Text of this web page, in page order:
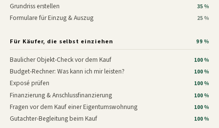
Grundriss erstellen 35 %
Formulare für Einzug & Auszug 25 %
Für Käufer, die selbst einziehen 99 %
Baulicher Objekt-Check vor dem Kauf 100 %
Budget-Rechner: Was kann ich mir leisten? 100 %
Exposé prüfen 100 %
Finanzierung & Anschlussfinanzierung 100 %
Fragen vor dem Kauf einer Eigentumswohnung 100 %
Gutachter-Begleitung beim Kauf 100 %